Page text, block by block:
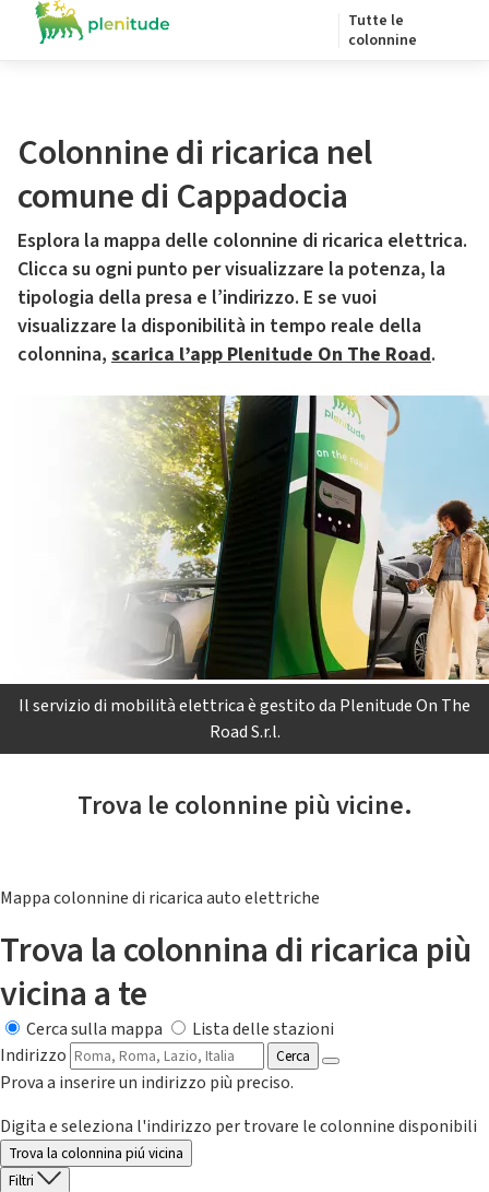
Tutte le
colonnine
Colonnine di ricarica nel
comune di Cappadocia
Esplora la mappa delle colonnine di ricarica elettrica.
Clicca su ogni punto per visualizzare la potenza, la
tipologia della presa e l’indirizzo. E se vuoi
visualizzare la disponibilità in tempo reale della
colonnina, scarica l’app Plenitude On The Road.
Il servizio di mobilità elettrica è gestito da Plenitude On The
Road S.r.l.
Trova le colonnine più vicine.
Mappa colonnine di ricarica auto elettriche
Trova la colonnina di ricarica più
vicina a te
Cerca sulla mappa
Lista delle stazioni
Indirizzo
Cerca
Prova a inserire un indirizzo più preciso.
Digita e seleziona l'indirizzo per trovare le colonnine disponibili
Trova la colonnina piú vicina
Filtri